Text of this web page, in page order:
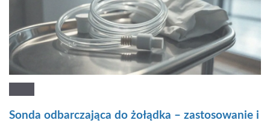
Sonda odbarczająca do żołądka – zastosowanie i